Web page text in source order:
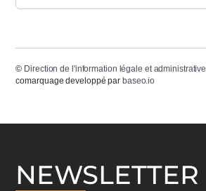
© Direction de l'information légale et administrative
comarquage developpé par baseo.io
NEWSLETTER